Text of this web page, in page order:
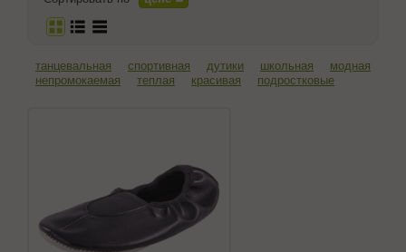
танцевальная спортивная дутики школьная
модная
непромокаемая
теплая красивая подростковые